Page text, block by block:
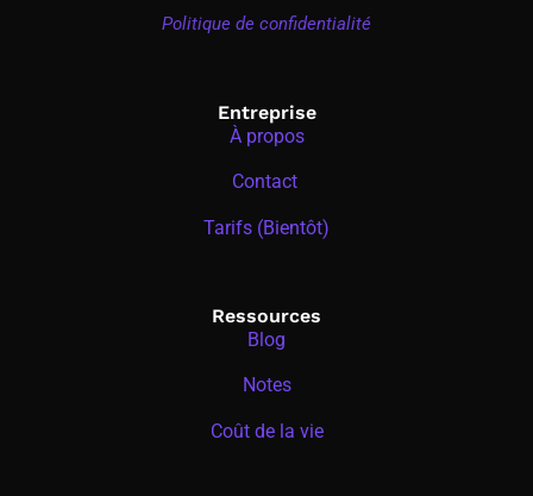
Politique de confidentialité
Entreprise
À propos
Contact
Tarifs (Bientôt)
Ressources
Blog
Notes
Coût de la vie